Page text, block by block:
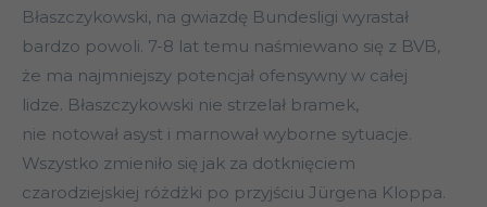
Błaszczykowski, na gwiazdę Bundesligi wyrastał
bardzo powoli. 7-8 lat temu naśmiewano się z BVB,
że ma najmniejszy potencjał ofensywny w całej
lidze. Błaszczykowski nie strzelał bramek,
nie notował asyst i marnował wyborne sytuacje.
Wszystko zmieniło się jak za dotknięciem
czarodziejskiej różdżki po przyjściu Jürgena Kloppa.